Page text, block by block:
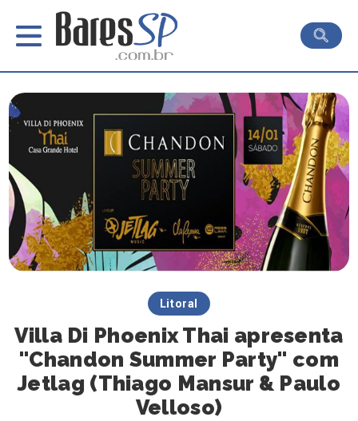
Litoral
Villa Di Phoenix Thai apresenta
"Chandon Summer Party" com
Jetlag (Thiago Mansur & Paulo
Velloso)